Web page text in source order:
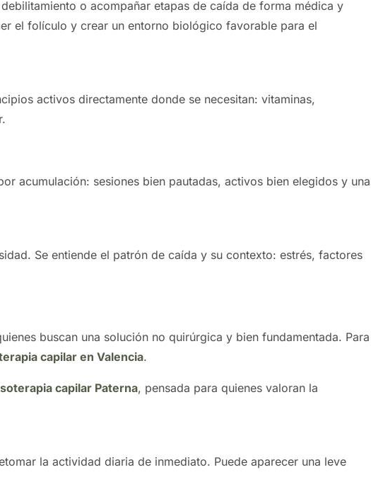
o acompañar etapas de caída de forma médica y
el folículo y crear un entorno biológico favorable para el
activos directamente donde se necesitan: vitaminas,
acumulación: sesiones bien pautadas, activos bien elegidos y una
Se entiende el patrón de caída y su contexto: estrés, factores
buscan una solución no quirúrgica y bien fundamentada. Para
capilar en Valencia.
capilar Paterna, pensada para quienes valoran la
la actividad diaria de inmediato. Puede aparecer una leve